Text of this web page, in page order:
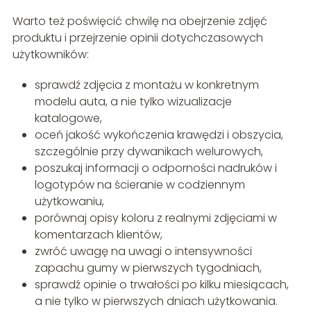
Warto też poświęcić chwilę na obejrzenie zdjęć
produktu i przejrzenie opinii dotychczasowych
użytkowników:
sprawdź zdjęcia z montażu w konkretnym
modelu auta, a nie tylko wizualizacje
katalogowe,
oceń jakość wykończenia krawędzi i obszycia,
szczególnie przy dywanikach welurowych,
poszukaj informacji o odporności nadruków i
logotypów na ścieranie w codziennym
użytkowaniu,
porównaj opisy koloru z realnymi zdjęciami w
komentarzach klientów,
zwróć uwagę na uwagi o intensywności
zapachu gumy w pierwszych tygodniach,
sprawdź opinie o trwałości po kilku miesiącach,
a nie tylko w pierwszych dniach użytkowania.